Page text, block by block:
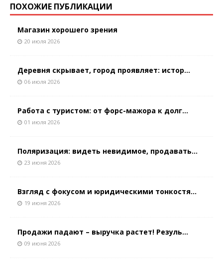
ПОХОЖИЕ ПУБЛИКАЦИИ
Магазин хорошего зрения
20 июля 2026
Деревня скрывает, город проявляет: истор...
06 июля 2026
Работа с туристом: от форс-мажора к долг...
01 июля 2026
Поляризация: видеть невидимое, продавать...
23 июня 2026
Взгляд с фокусом и юридическими тонкостя...
19 июня 2026
Продажи падают – выручка растет! Резуль...
09 июня 2026